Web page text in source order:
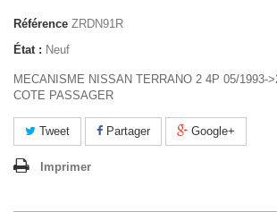
Référence ZRDN91R
État : Neuf
MECANISME NISSAN TERRANO 2 4P 05/1993-
COTE PASSAGER
Tweet Partager Google+
Imprimer